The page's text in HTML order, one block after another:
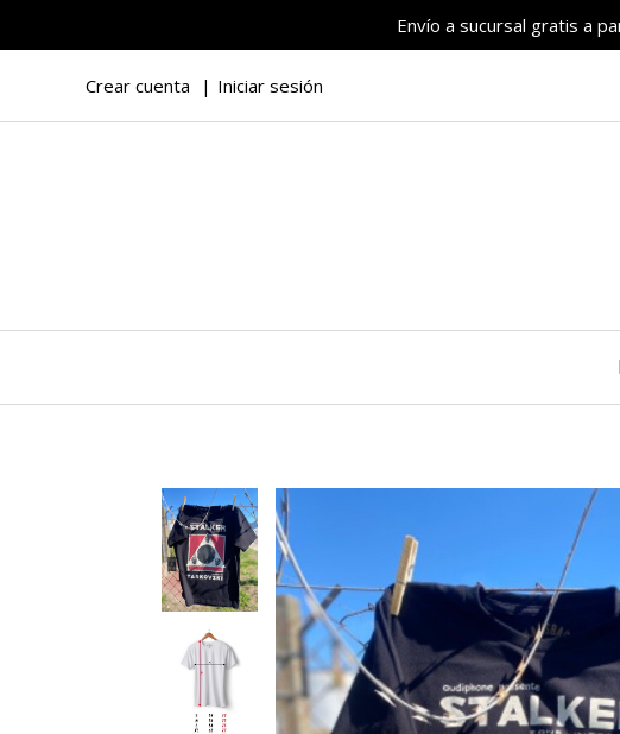
Envío a sucursal gratis a
Crear cuenta Iniciar sesión